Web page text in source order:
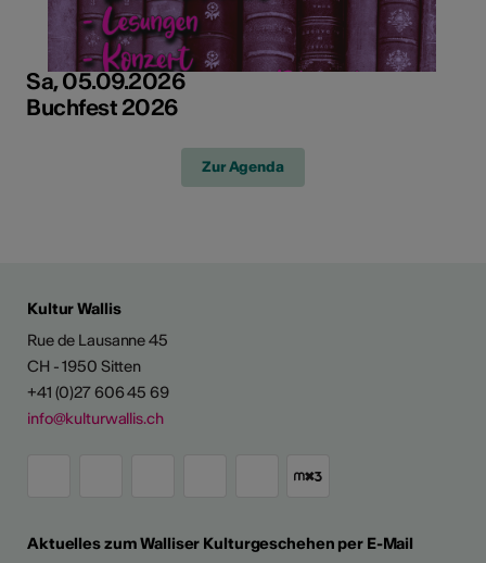
Sa, 05.09.2026
Buchfest 2026
Zur Agenda
Kultur Wallis
Rue de Lausanne 45
CH - 1950 Sitten
+41 (0)27 606 45 69
info@kulturwallis.ch
Aktuelles zum Walliser Kulturgeschehen per E-Mail